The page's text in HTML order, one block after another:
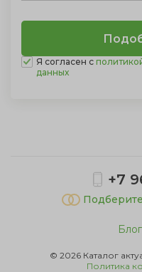
Я согласен с
данных
© 2026 Каталог
Политика
Блог
+7